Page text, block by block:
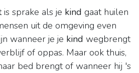
is sprake als je kind gaat huilen
uit de omgeving even
wanneer je je kind wegbrengt
of oppas. Maar ook thuis,
bed brengt of wanneer hij 's